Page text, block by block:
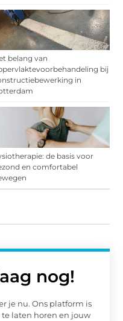
belang van
bij
in
de basis voor
en comfortabel
nog!
je nu. Ons platform is
laten horen en jouw